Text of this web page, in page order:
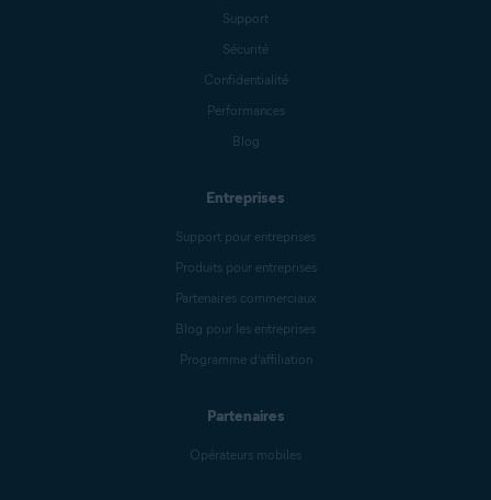
Support
Sécurité
Confidentialité
Performances
Blog
Entreprises
Support pour entreprises
Produits pour entreprises
Partenaires commerciaux
Blog pour les entreprises
Programme d’affiliation
Partenaires
Opérateurs mobiles